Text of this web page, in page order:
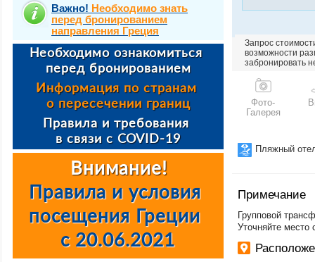
Важно! Необходимо знать
перед бронированием
направления Греция
Запрос
возможности
забронировать
Фото-
Галерея
Пляжный
Примечание
Групповой
Уточняйте место